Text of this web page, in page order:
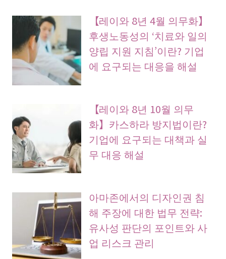
【레이와 8년 4월 의무화】
후생노동성의 ‘치료와 일의
양립 지원 지침’이란? 기업
에 요구되는 대응을 해설
【레이와 8년 10월 의무
화】카스하라 방지법이란?
기업에 요구되는 대책과 실
무 대응 해설
아마존에서의 디자인권 침
해 주장에 대한 법무 전략:
유사성 판단의 포인트와 사
업 리스크 관리